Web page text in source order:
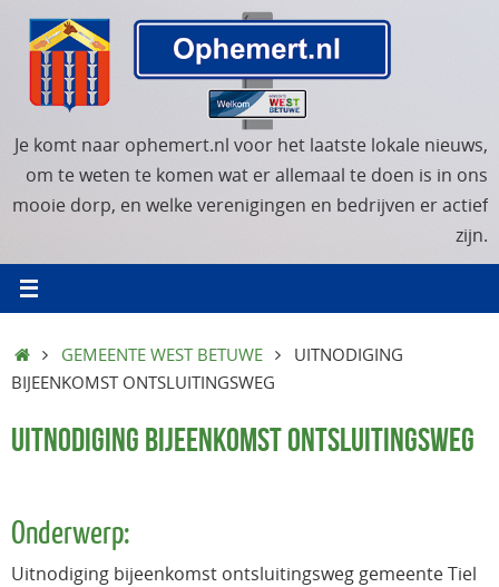
naar
inhoud
Je komt naar ophemert.nl voor het laatste lokale nieuws,
om te weten te komen wat er allemaal te doen is in ons
mooie dorp, en welke verenigingen en bedrijven er actief
zijn.
HOMEGEMEENTE WEST BETUWE
UITNODIGING
BIJEENKOMST ONTSLUITINGSWEG
UITNODIGING BIJEENKOMST ONTSLUITINGSWEG
Onderwerp:
Uitnodiging bijeenkomst ontsluitingsweg gemeente Tiel